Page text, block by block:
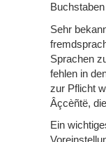
Sehr
Sprachen
fehlen in
zur Pflicht
Âçcèñtë,
Ein